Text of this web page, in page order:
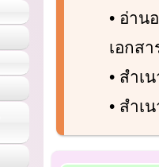
• อ่าน
เอกส
• สำเ
• สำเ